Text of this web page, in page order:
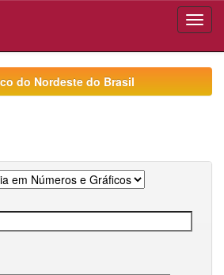
do Nordeste do Brasil